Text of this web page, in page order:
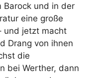
Barock und in der
eine große
und jetzt macht
Drang von ihnen
die
bei Werther, dann